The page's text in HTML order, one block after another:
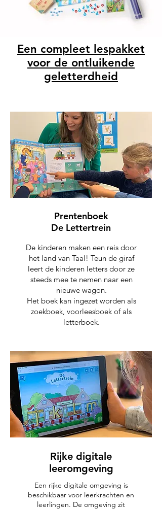
Een compleet lespakket
voor de ontluikende
geletterdheid
Prentenboek
De Lettertrein
De kinderen maken een reis door
het land van Taal! Teun de giraf
leert de kinderen letters door ze
steeds mee te nemen naar een
nieuwe wagon.
Het boek kan ingezet worden als
zoekboek, voorleesboek of als
letterboek.
Rijke digitale
leeromgeving
Een rijke digitale omgeving is
beschikbaar voor leerkrachten en
leerlingen. De omgeving zit